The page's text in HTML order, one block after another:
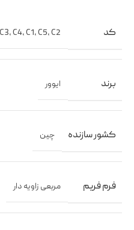
کد C3,C4,C1,C5,C2
برند ایوور
کشور سازنده چین
فرم فریم مربعی زاویه دار